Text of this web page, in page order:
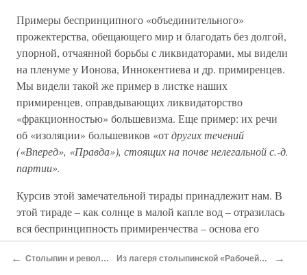
Примеры беспринципного «объединительного»
прожектерства, обещающего мир и благодать без долгой,
упорной, отчаянной борьбы с ликвидаторами, мы видели
на пленуме у Ионова, Иннокентиева и др. примиренцев.
Мы видели такой же пример в листке наших
примиренцев, оправдывающих ликвидаторство
«фракционностью» большевизма. Еще пример: их речи
об «изоляции» большевиков «отдругих течений
(«Вперед», «Правда»), стоящих на почве нелегальной с.-д.
партии».
Курсив этой замечательной тирады принадлежит нам. В
этой тираде – как солнце в малой капле вод – отразилась
вся беспринципность примиренчества – основа его
политического бессилия.
← Столыпин и революция Из лагеря столыпинской «Рабочей» партии →